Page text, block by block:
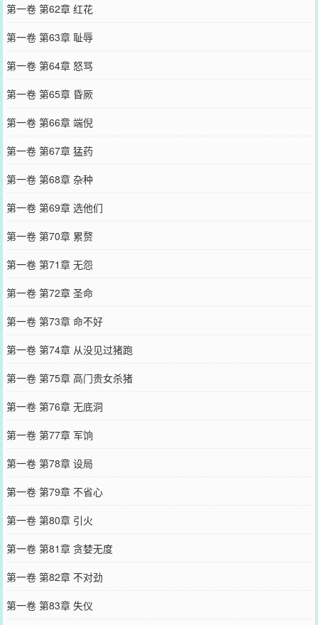
第一卷 第62章 红花
第一卷 第63章 耻辱
第一卷 第64章 怒骂
第一卷 第65章 昏厥
第一卷 第66章 端倪
第一卷 第67章 猛药
第一卷 第68章 杂种
第一卷 第69章 选他们
第一卷 第70章 累赘
第一卷 第71章 无怨
第一卷 第72章 圣命
第一卷 第73章 命不好
第一卷 第74章 从没见过猪跑
第一卷 第75章 高门贵女杀猪
第一卷 第76章 无底洞
第一卷 第77章 军饷
第一卷 第78章 设局
第一卷 第79章 不省心
第一卷 第80章 引火
第一卷 第81章 贪婪无度
第一卷 第82章 不对劲
第一卷 第83章 失仪